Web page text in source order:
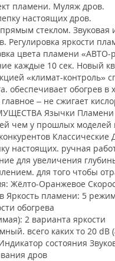
пламени. Муляж дров.
настоящих дров.
стеклом. Звуковая
Регулировка яркости
цвета пламени «АВТО-
каждые 10 сек. Новый
«климат-контроль»
обеспечивает обогрев в
– не сжигает
Язычки Пламени
чем у прошлых моделей
Классические
настоящих. ручная
для увеличения
для того чтобы
Жёлто-Оранжевое
Яркость пламени: 5
обогрева
2 варианта яркости
всего каких то 20 dB
состояния
дров